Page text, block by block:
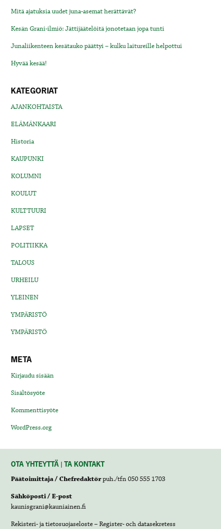
Mitä ajatuksia uudet juna-asemat herättävät?
Kesän Grani-ilmiö: Jättijäätelöitä jonotetaan jopa tunti
Junaliikenteen kesätauko päättyi – kulku laitureille helpottui
Hyvää kesää!
KATEGORIAT
AJANKOHTAISTA
ELÄMÄNKAARI
Historia
KAUPUNKI
KOLUMNI
KOULUT
KULTTUURI
LAPSET
POLITIIKKA
TALOUS
URHEILU
YLEINEN
YMPÄRISTÖ
YMPÄRISTÖ
META
Kirjaudu sisään
Sisältösyöte
Kommenttisyöte
WordPress.org
OTA YHTEYTTÄ | TA KONTAKT
Päätoimittaja / Chefredaktörpuh./tfn 050 555 1703
Sähköposti / E-post
kaunisgrani@kauniainen.fi
Rekisteri- ja tietosuojaseloste – Register- och datasekretess